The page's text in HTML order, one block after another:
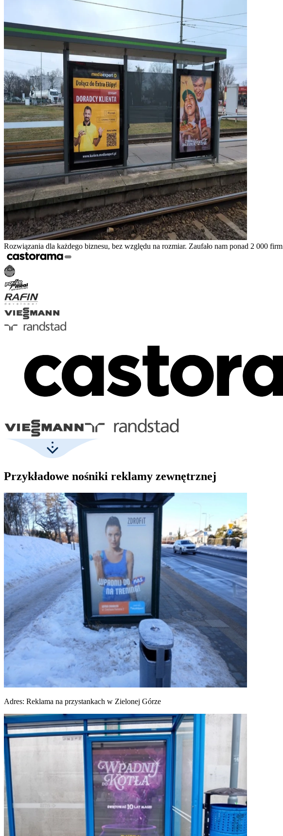
Rozwiązania dla każdego biznesu, bez względu na rozmiar. Zaufało nam ponad 2 000 firm
Przykładowe nośniki reklamy zewnętrznej
Adres: Reklama na przystankach w Zielonej Górze